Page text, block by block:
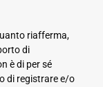
riafferma,
di
è di per sé
di registrare e/o